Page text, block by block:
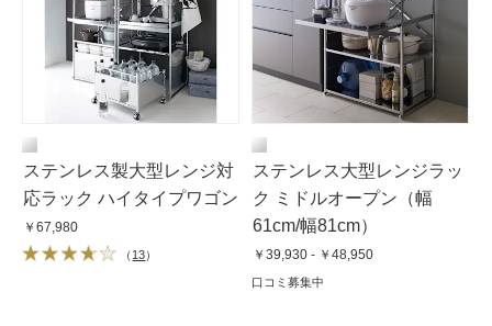
ステンレス製大型レンジ対
応ラック ハイタイプワゴン
￥67,980
（ 13）
ステンレス大型レンジラッ
ク ミドルオープン（幅
61cm/幅81cm）
￥39,930 - ￥48,950
口コミ募集中